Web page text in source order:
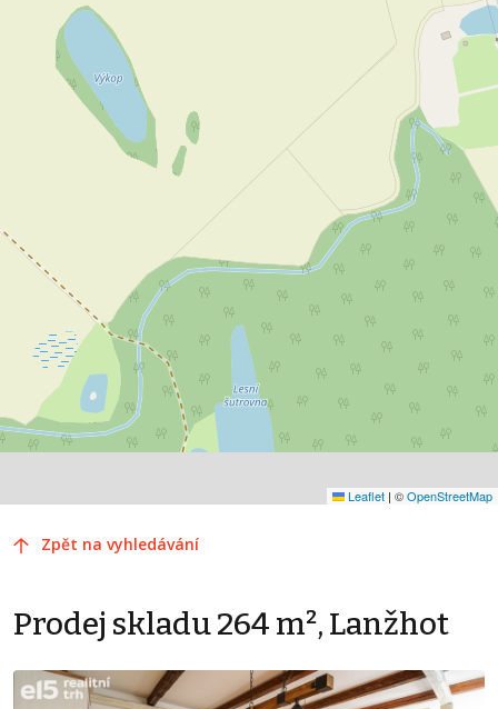
Leaflet | ©OpenStreetMap
Zpět na vyhledávání
Prodej skladu 264 m², Lanžhot